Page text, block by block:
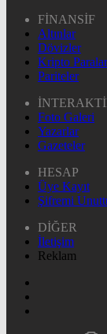
FİNANSİF
Altınlar
Dövizler
Kripto Paralar
Pariteler
Foto Galeri
Yazarlar
Gazeteler
HESAP
Üye Kayıt
Şifremi
DİĞER
İletişim
Reklam